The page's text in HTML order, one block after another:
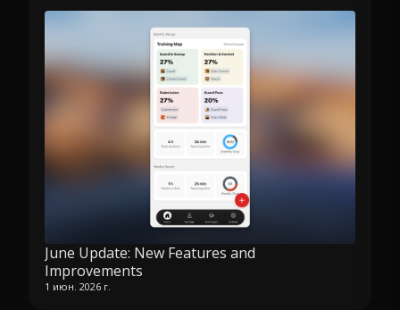
June Update: New Features and
Improvements
1 июн. 2026 г.